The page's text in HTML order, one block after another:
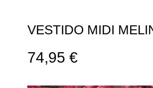
VESTIDO MIDI
74,95 €